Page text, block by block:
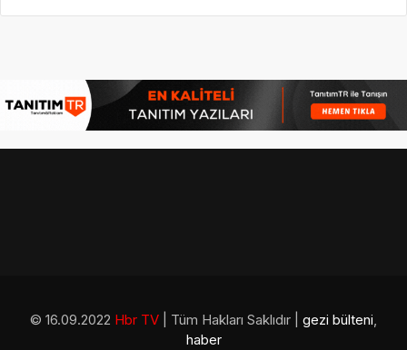
© 16.09.2022 Hbr TV | Tüm Hakları Saklıdır | gezi bülteni,
haber